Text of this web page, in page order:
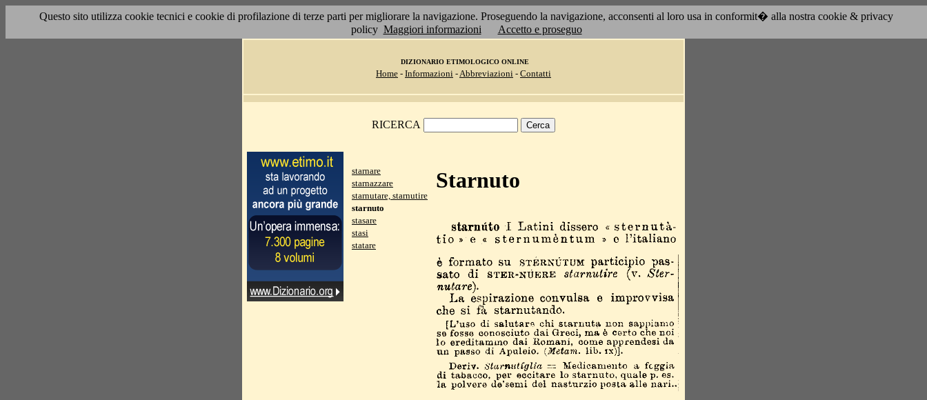
Questo sito utilizza cookie tecnici e cookie di profilazione di terze parti per migliorare la navigazione. Proseguendo la navigazione, acconsenti al loro usa in conformit� alla nostra cookie & privacy
policy Maggiori informazioni Accetto e proseguo
DIZIONARIO ETIMOLOGICO ONLINE
Home - Informazioni -Abbreviazioni - Contatti
RICERCA
starnare
starnazzare
starnutare, starnutire
starnuto
stasare
stasi
statare
Starnuto